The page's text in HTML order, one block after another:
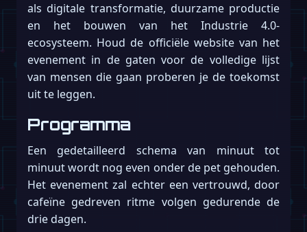
als digitale transformatie, duurzame productie
en het bouwen van het Industrie 4.0-
ecosysteem. Houd de officiële website van het
evenement in de gaten voor de volledige lijst
van mensen die gaan proberen je de toekomst
uit te leggen.
Programma
Een gedetailleerd schema van minuut tot
minuut wordt nog even onder de pet gehouden.
Het evenement zal echter een vertrouwd, door
cafeïne gedreven ritme volgen gedurende de
drie dagen.